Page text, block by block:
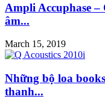
Ampli Accuphase
âm...
March 15, 2019
Những bộ loa
thanh...